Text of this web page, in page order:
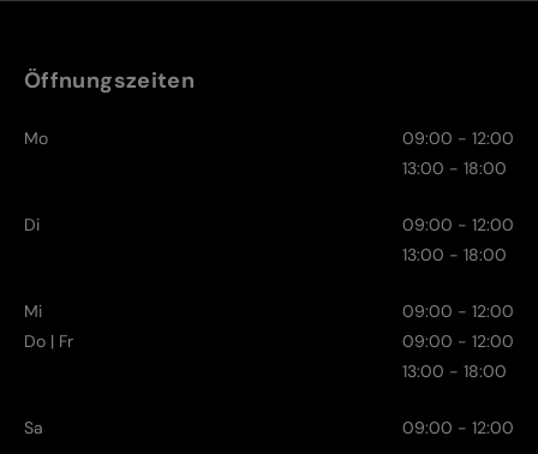
Öffnungszeiten
Mo
09:00 - 12:00
13:00 - 18:00
Di
09:00 - 12:00
13:00 - 18:00
Mi
09:00 - 12:00
Do | Fr
09:00 - 12:00
13:00 - 18:00
Sa 09:00 - 12:00